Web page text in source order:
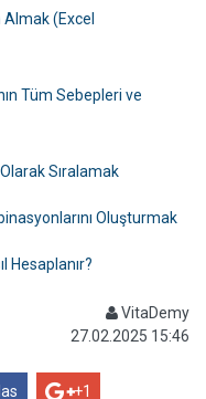
(Excel
Tüm Sebepleri ve
Sıralamak
Oluşturmak
Hesaplanır?
VitaDemy
27.02.2025 15:46
+1